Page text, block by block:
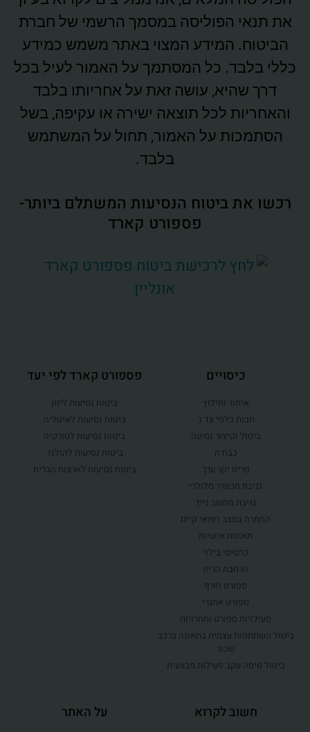
את תנאי הפוליסה במסמך הרשמי של חברת
הביטוח. המידע המצוי באתר משמש כמידע
כללי בלבד. כל המסתמך על האמור לעיל בכל
דרך שהיא, עושה זאת על אחריותו בלבד
והאחריות לכל תוצאה ישירה או עקיפה, בשל
הסתמכות על האמור, תחול על המשתמש
בלבד.
רכשו את ביטוח הנסיעות המשתלם ביותר-
פספורט קארד
כיסויים
איתור וחילוץ
חבות כלפי צד ג'
ביטול וקיצור נסיעה
כבודה
פריט יקר ערך
גניבת מכשיר סלולרי
גניבת מחשב נייד
החמרה במצב רפואי קיים
תאונות אישיות
כרטיסי בילוי
הרחבת הריון
ספורט חורף
ספורט אתגרי
פעילויות ספורט ותחרויות
ביטול השתתפות עצמית בתאונה ברכב
שכור
ביטול טיסה עקב פעילות מבצעית
פספורט קארד לפי יעד
ביטוח נסיעות ליוון
ביטוח נסיעות לאיטליה
ביטוח נסיעות לטורקיה
ביטוח נסיעות להולנד
ביטוח נסיעות לארצות הברית
חשוב לקרוא על האתר